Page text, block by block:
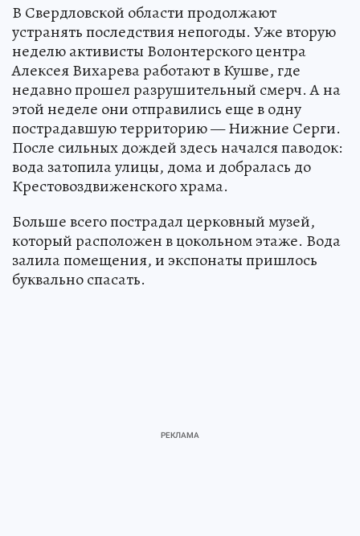
В Свердловской области продолжают
устранять последствия непогоды. Уже вторую
неделю активисты Волонтерского центра
Алексея Вихарева работают в Кушве, где
недавно прошел разрушительный смерч. А на
этой неделе они отправились еще в одну
пострадавшую территорию — Нижние Серги.
После сильных дождей здесь начался паводок:
вода затопила улицы, дома и добралась до
Крестовоздвиженского храма.
Больше всего пострадал церковный музей,
который расположен в цокольном этаже. Вода
залила помещения, и экспонаты пришлось
буквально спасать.